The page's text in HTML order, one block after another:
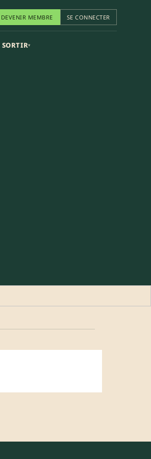
DEVENIR MEMBRE SE CONNECTER
SORTIR▾